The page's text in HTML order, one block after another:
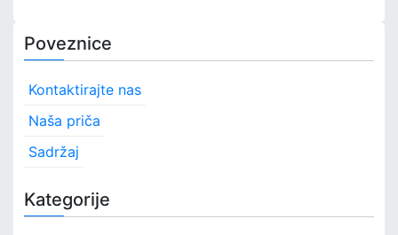
Poveznice
Kontaktirajte nas
Naša priča
Sadržaj
Kategorije